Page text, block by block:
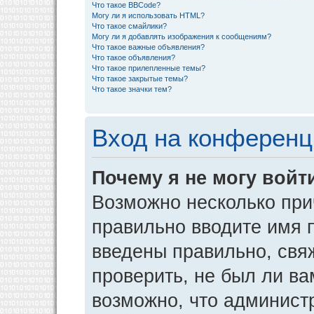
Что такое BBCode?
Могу ли я использовать HTML?
Что такое смайлики?
Могу ли я добавлять изображения к сообщениям?
Что такое важные объявления?
Что такое объявления?
Что такое прилепленные темы?
Что такое закрытые темы?
Что такое значки тем?
Вход на
Почему я не могу
Возможно несколько
правильно вводите имя
введены правильно,
проверить, не был ли
возможно, что